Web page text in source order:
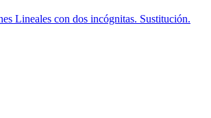
Lineales con dos incógnitas. Sustitución.